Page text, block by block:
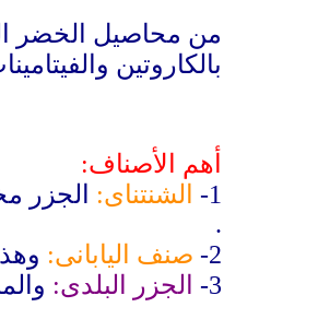
من محاصيل الخضر
بالكاروتين
أهم الأصناف:
1-
الشنتناى: الجزر
.
2-
صنف اليابانى:
3-
الجزر البلدى: